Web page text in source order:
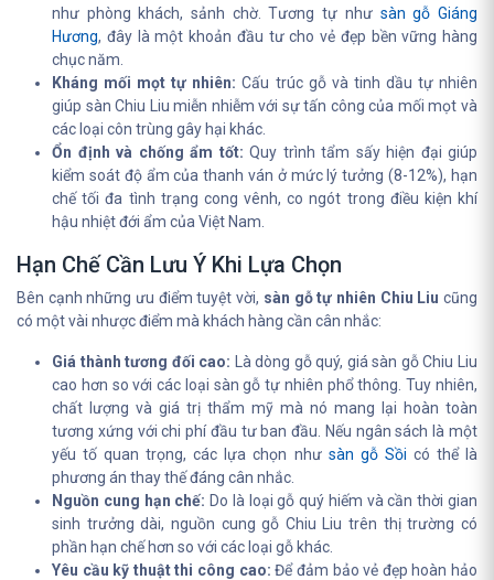
như phòng khách, sảnh chờ. Tương tự như sàn gỗ Giáng
Hương, đây là một khoản đầu tư cho vẻ đẹp bền vững hàng
chục năm.
Kháng mối mọt tự nhiên: Cấu trúc gỗ và tinh dầu tự nhiên
giúp sàn Chiu Liu miễn nhiễm với sự tấn công của mối mọt và
các loại côn trùng gây hại khác.
Ổn định và chống ẩm tốt: Quy trình tẩm sấy hiện đại giúp
kiểm soát độ ẩm của thanh ván ở mức lý tưởng (8-12%), hạn
chế tối đa tình trạng cong vênh, co ngót trong điều kiện khí
hậu nhiệt đới ẩm của Việt Nam.
Hạn Chế Cần Lưu Ý Khi Lựa Chọn
Bên cạnh những ưu điểm tuyệt vời, sàn gỗ tự nhiên Chiu Liu cũng
có một vài nhược điểm mà khách hàng cần cân nhắc:
Giá thành tương đối cao: Là dòng gỗ quý, giá sàn gỗ Chiu Liu
cao hơn so với các loại sàn gỗ tự nhiên phổ thông. Tuy nhiên,
chất lượng và giá trị thẩm mỹ mà nó mang lại hoàn toàn
tương xứng với chi phí đầu tư ban đầu. Nếu ngân sách là một
yếu tố quan trọng, các lựa chọn như sàn gỗ Sồi có thể là
phương án thay thế đáng cân nhắc.
Nguồn cung hạn chế: Do là loại gỗ quý hiếm và cần thời gian
sinh trưởng dài, nguồn cung gỗ Chiu Liu trên thị trường có
phần hạn chế hơn so với các loại gỗ khác.
Yêu cầu kỹ thuật thi công cao: Để đảm bảo vẻ đẹp hoàn hảo